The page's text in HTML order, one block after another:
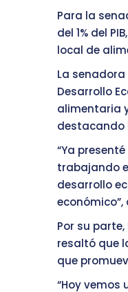
Para la
del 1% del
local de
La
Desarrollo
alimentaria
destacando
“Ya
trabajando
desarrollo
económico”,
Por su
resaltó que
que
“Hoy